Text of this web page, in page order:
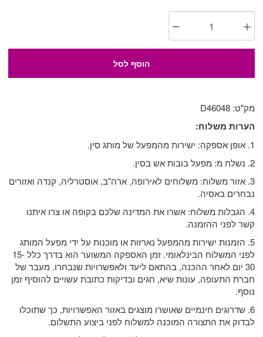
הוסף לסל
מק"ט: D46048
הערות משלוח:
1. אופן אספקה: ישירות מהמפעל של מותג סין.
2. נשלח מ: מפעל בובות אש בסין.
3. אזור משלוח: משלוחים לאירופה, ארה"ב, אוסטרליה, קנדה ואזורים
נבחרים באסיה.
4. הגבלות משלוח: אשרו את המדינה שלכם בקופה או צרו איתנו
קשר לפני ההזמנה.
5. הזמנות ישירות מהמפעל נארזות או מוכנות על ידי מפעל המותג
לפני המשלוח הבינלאומי. זמן האספקה ​​המשוער הוא בדרך כלל 15-
30 יום לאחר ההכנה, בהתאם ליעד ולאפשרויות שנבחרו. מעבר של
חברת התעופה, עונות שיא, חגים ובדיקות כתובת עשויים להוסיף זמן
נוסף.
6. שדרוגים חינמיים שאושרו מוצגים באזור האפשרויות, כך שתוכלו
לבדוק את התצורה המוכנה למשלוח לפני ביצוע התשלום.